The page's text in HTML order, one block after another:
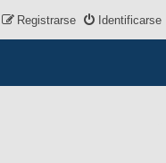
Identificarse
Registrarse